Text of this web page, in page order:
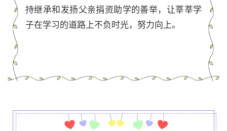
持继承和发扬父亲捐资助学的善举，让莘莘学
子在学习的道路上不负时光，努力向上。